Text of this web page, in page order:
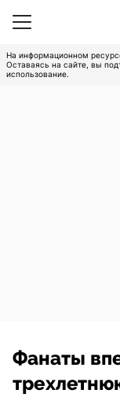
На информационном
Оставаясь на сайте, вы
использование.
Фанаты